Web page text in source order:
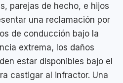
parejas de hecho, e hijos
una reclamación por
de conducción bajo la
extrema, los daños
estar disponibles bajo el
castigar al infractor. Una